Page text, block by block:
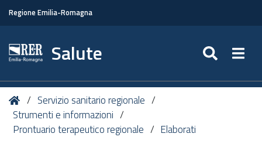
Regione Emilia-Romagna
Salute
Tu
sei
qui:
HomeServizio sanitario regionale
Strumenti e informazioni
Prontuario terapeutico regionale
Elaborati